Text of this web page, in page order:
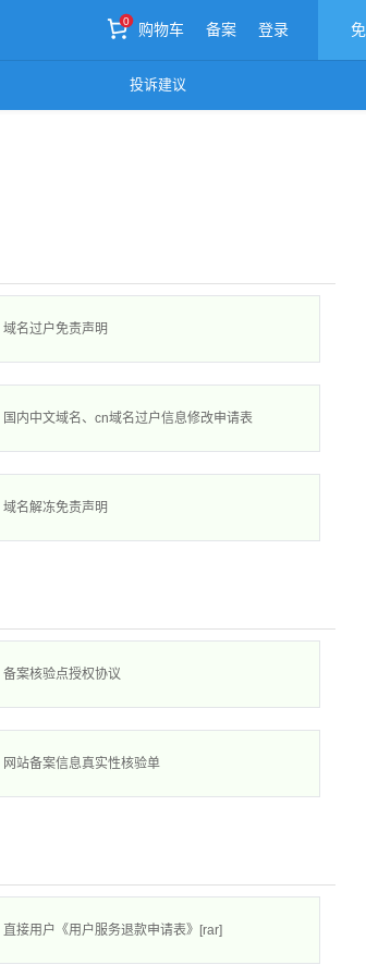
0
购物车 备案 登录
投诉建议
域名过户免责声明
国内中文域名、cn域名过户信息修改申请表
域名解冻免责声明
备案核验点授权协议
网站备案信息真实性核验单
直接用户《用户服务退款申请表》[rar]